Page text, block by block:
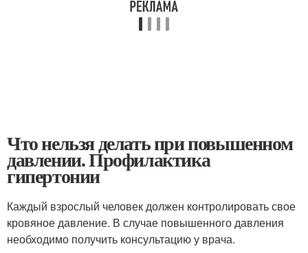
Что нельзя делать при повышенном
давлении. Профилактика
гипертонии
Каждый взрослый человек должен контролировать свое
кровяное давление. В случае повышенного давления
необходимо получить консультацию у врача.